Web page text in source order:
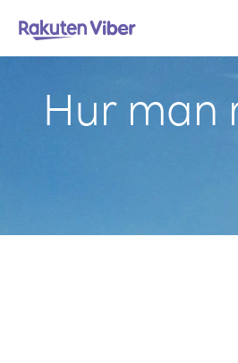
Hur man